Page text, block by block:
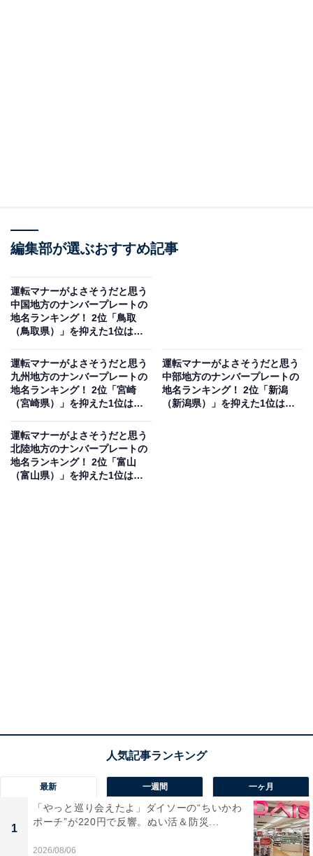
編集部が選ぶおすすめ記事
運転マナーがよさそうだと思う
中国地方のナンバープレートの
地名ランキング！ 2位「鳥取
（鳥取県）」を抑えた1位は？
運転マナーがよさそうだと思う
九州地方のナンバープレートの
地名ランキング！ 2位「宮崎
（宮崎県）」を抑えた1位は？
運転マナーがよさそうだと思う
中部地方のナンバープレートの
地名ランキング！ 2位「新潟
（新潟県）」を抑えた1位は？
運転マナーがよさそうだと思う
北陸地方のナンバープレートの
地名ランキング！ 2位「富山
（富山県）」を抑えた1位は？
最新 一週間 一ヶ月
1
「やっと巡り会えたよ」ダイソーの“ちいかわ
ポーチ”が220円で反響。ぬい活＆防災...
2026/08/06